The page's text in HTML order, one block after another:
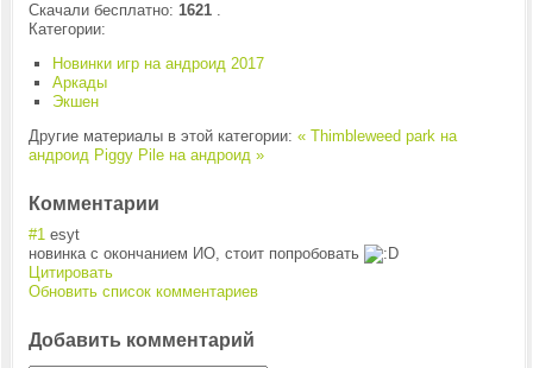
Скачали бесплатно: 1621.
Категории:
Новинки игр на андроид 2017
Аркады
Экшен
Другие материалы в этой категории: « Thimbleweed park на
андроид Piggy Pile на андроид »
Комментарии
#1 esyt
новинка с окончанием ИО, стоит попробовать
Цитировать
Обновить список комментариев
Добавить комментарий